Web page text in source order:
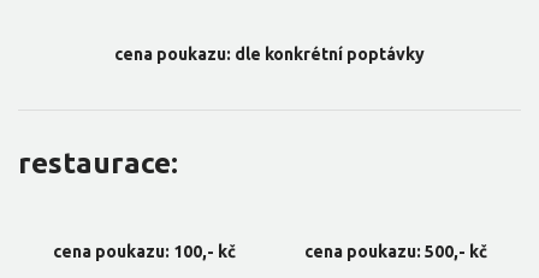
cena poukazu: dle konkrétní poptávky
restaurace:
cena poukazu: 100,- kč cena poukazu: 500,- kč